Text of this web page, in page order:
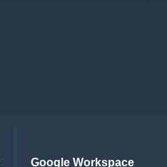
Google Workspace